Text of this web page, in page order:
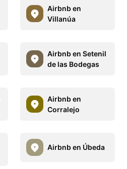
Airbnb en
Villanúa
Airbnb en Setenil
de las Bodegas
Airbnb en
Corralejo
Airbnb en Úbeda